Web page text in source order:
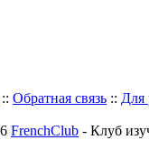
:: Обратная связь :: Для
FrenchClub - Клуб